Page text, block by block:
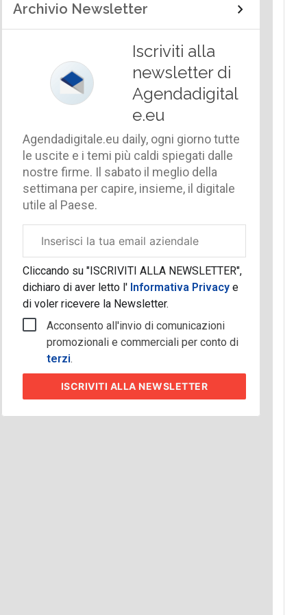
Archivio Newsletter
Iscriviti alla
newsletter di
Agendadigital
e.eu
Agendadigitale.eu daily, ogni giorno tutte
le uscite e i temi più caldi spiegati dalle
nostre firme. Il sabato il meglio della
settimana per capire, insieme, il digitale
utile al Paese.
aziendale
Cliccando su "ISCRIVITI ALLA NEWSLETTER",
dichiaro di aver letto l'Informativa Privacy e
di voler ricevere la Newsletter.
Acconsento all'invio di comunicazioni
promozionali e commerciali per conto di
terzi.
ISCRIVITI ALLA NEWSLETTER